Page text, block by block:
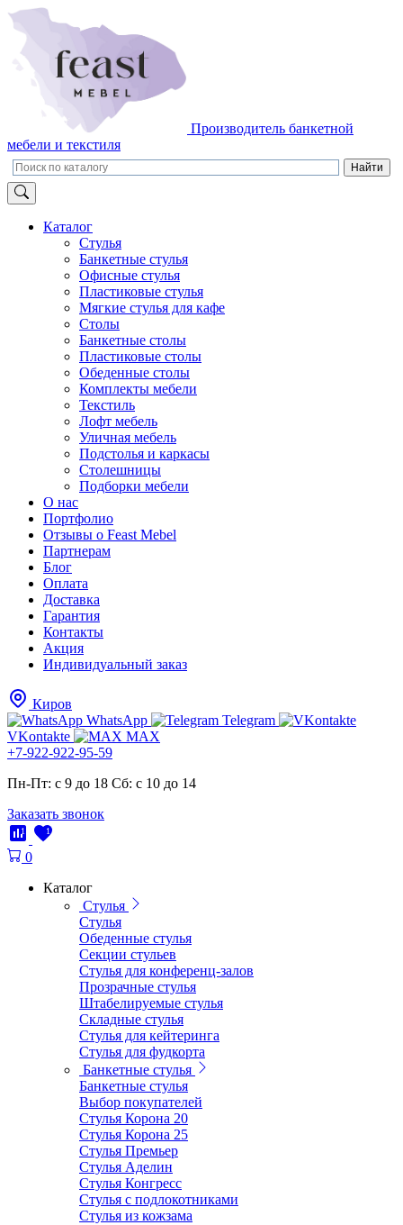
Производитель банкетной
мебели и текстиля
Каталог
Стулья
Банкетные стулья
Офисные стулья
Пластиковые стулья
Мягкие стулья для кафе
Столы
Банкетные столы
Пластиковые столы
Обеденные столы
Комплекты мебели
Текстиль
Лофт мебель
Уличная мебель
Подстолья и каркасы
Столешницы
Подборки мебели
О нас
Портфолио
Отзывы о Feast Mebel
Партнерам
Блог
Оплата
Доставка
Гарантия
Контакты
Акция
Индивидуальный заказ
Киров
WhatsApp
Telegram
VKontakte
MAX
+7-922-922-95-59
Пн-Пт: с 9 до 18 Cб: с 10 до 14
Заказать звонок
1 1
0
Каталог
Стулья
Стулья
Обеденные стулья
Секции стульев
Стулья для конференц-залов
Прозрачные стулья
Штабелируемые стулья
Складные стулья
Стулья для кейтеринга
Стулья для фудкорта
Банкетные стулья
Банкетные стулья
Выбор покупателей
Стулья Корона 20
Стулья Корона 25
Стулья Премьер
Стулья Аделин
Стулья Конгресс
Стулья с подлокотниками
Стулья из кожзама